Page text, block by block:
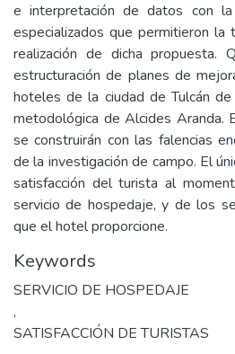
e interpretación de datos con
especializados que permitieron la
realización de dicha propuesta.
estructuración de planes de
hoteles de la ciudad de Tulcán
metodológica de Alcides Aranda.
se construirán con las falencias
de la investigación de campo. El
satisfacción del turista al
servicio de hospedaje, y de los
que el hotel proporcione.
Keywords
SERVICIO DE HOSPEDAJE
,
SATISFACCIÓN DE TURISTAS